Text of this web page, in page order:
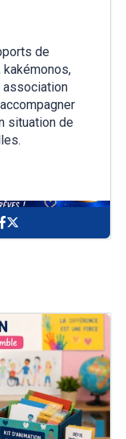
de
kakémonos,
association
situation de